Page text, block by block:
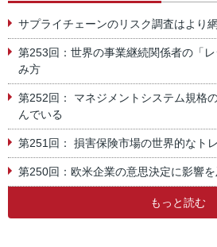
サプライチェーンのリスク調査はより
第253回：世界の事業継続関係者の「
み方
第252回： マネジメントシステム規格
んでいる
第251回： 損害保険市場の世界的なト
第250回：欧米企業の意思決定に影響
もっと読む